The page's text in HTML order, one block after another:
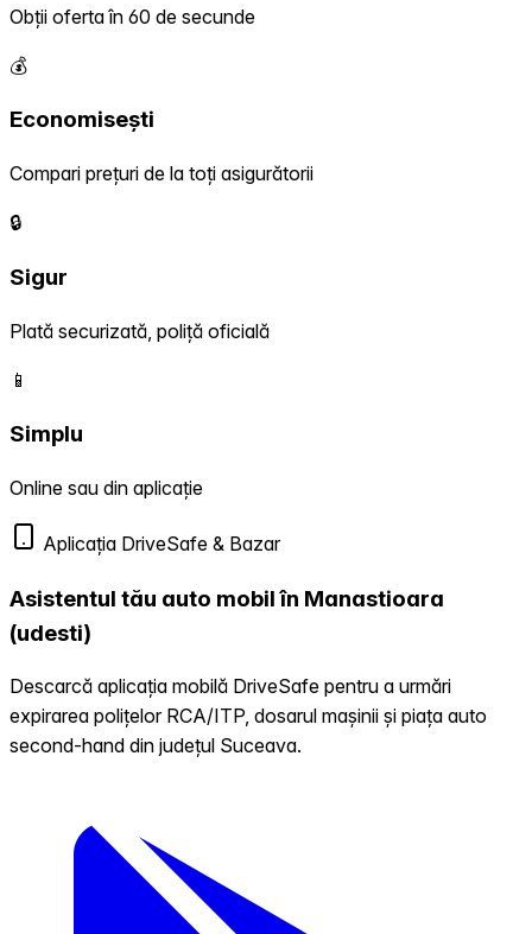
Obții oferta în 60 de secunde
💰
Economisești
Compari prețuri de la toți asigurătorii
🔒
Sigur
Plată securizată, poliță oficială
📱
Simplu
Online sau din aplicație
Aplicația DriveSafe & Bazar
Asistentul tău auto mobil în Manastioara
(udesti)
Descarcă aplicația mobilă DriveSafe pentru a urmări
expirarea polițelor RCA/ITP, dosarul mașinii și piața auto
second-hand din județul Suceava.